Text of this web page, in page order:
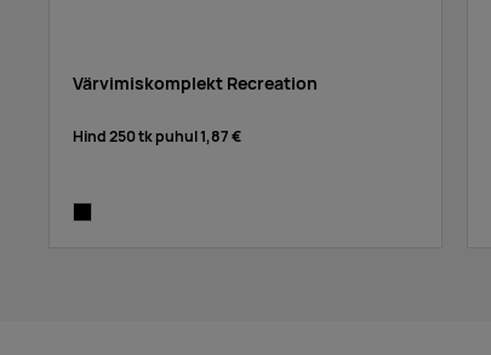
Värvimiskomplekt Recreation
Hind 250 tk puhul1,87 €